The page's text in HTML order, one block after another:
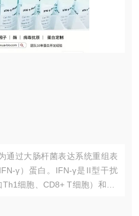
通过大肠杆菌表达系统重组表
γ）蛋白。IFN-γ是II型干扰
细胞、CD8+ T细胞）和NK
路，诱导巨噬细胞活化、增强